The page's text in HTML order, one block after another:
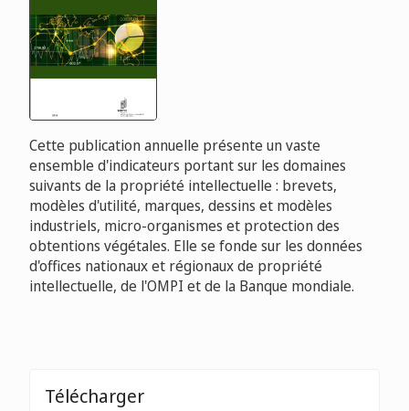
Cette publication annuelle présente un vaste
ensemble d'indicateurs portant sur les domaines
suivants de la propriété intellectuelle : brevets,
modèles d'utilité, marques, dessins et modèles
industriels, micro-organismes et protection des
obtentions végétales. Elle se fonde sur les données
d'offices nationaux et régionaux de propriété
intellectuelle, de l'OMPI et de la Banque mondiale.
Télécharger